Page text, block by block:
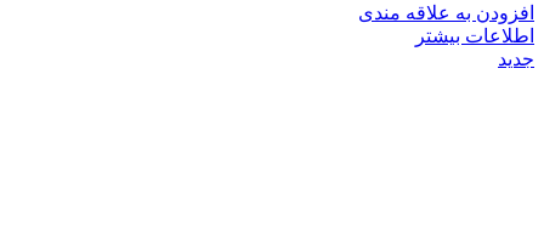
افزودن به علاقه مندی
اطلاعات بیشتر
جدید